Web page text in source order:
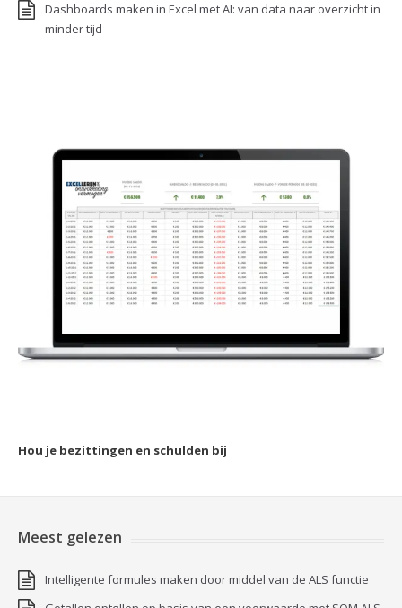
Dashboards maken in Excel met AI: van data naar overzicht in
minder tijd
Hou je bezittingen en schulden bij
Meest gelezen
Intelligente formules maken door middel van de ALS functie